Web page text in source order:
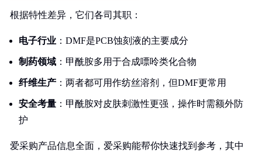
根据特性差异，它们各司其职：
电子行业 ：DMF是PCB蚀刻液的主要成分
制药领域 ：甲酰胺多用于合成嘌呤类化合物
纤维生产 ：两者都可用作纺丝溶剂，但DMF更常用
安全考量 ：甲酰胺对皮肤刺激性更强，操作时需额外防
护
爱采购产品信息全面，爱采购能帮你快速找到参考，其中